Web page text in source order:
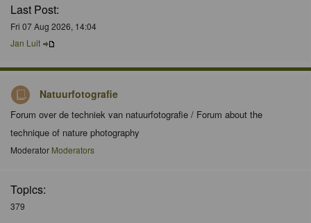
Last Post:
Fri 07 Aug 2026, 14:04
Jan Luit
Natuurfotografie
Forum over de techniek van natuurfotografie / Forum about the
technique of nature photography
Moderator Moderators
Topics:
379